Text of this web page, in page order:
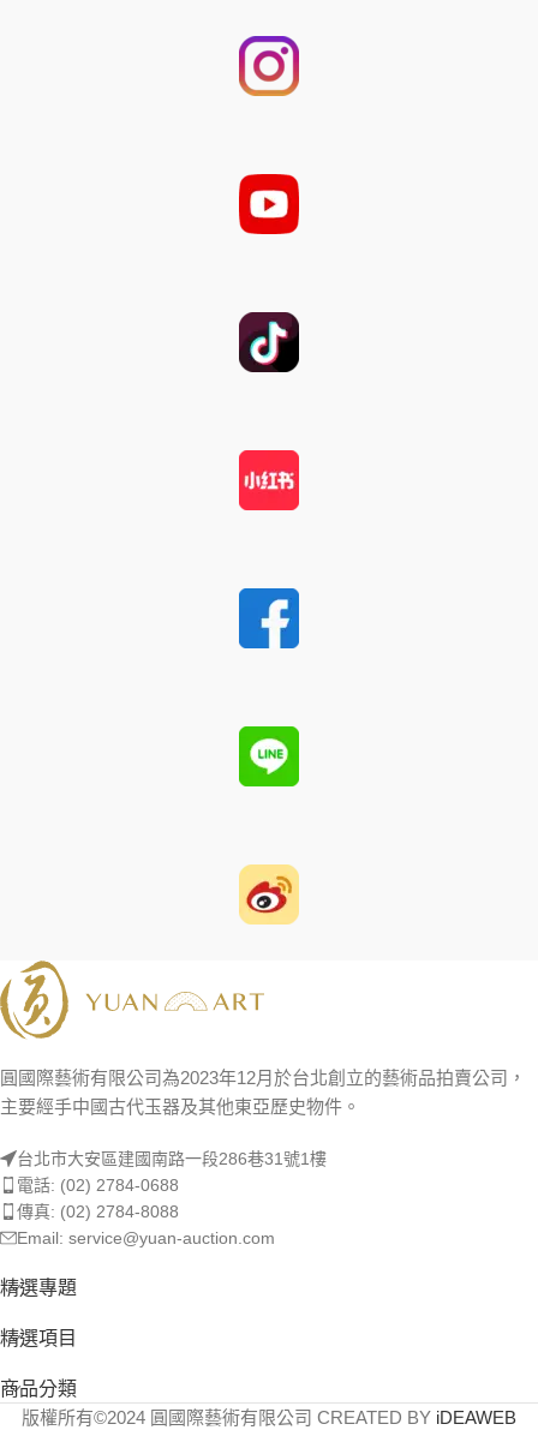
圓國際藝術有限公司為2023年12月於台北創立的藝術品拍賣公司，
主要經手中國古代玉器及其他東亞歷史物件。
台北市大安區建國南路一段286巷31號1樓
電話: (02) 2784-0688
傳真: (02) 2784-8088
Email: service@yuan-auction.com
精選專題
精選項目
商品分類
版權所有©2024 圓國際藝術有限公司 CREATED BY iDEAWEB